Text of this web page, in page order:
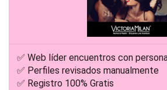
✅ Web líder encuentros con
✅ Perfiles revisados manualmente
✅ Registro 100% Gratis